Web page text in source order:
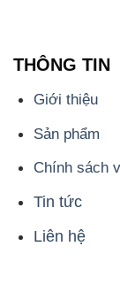
THÔNG TIN
Giới thiệu
Sản phẩm
Chính sách
Tin tức
Liên hệ